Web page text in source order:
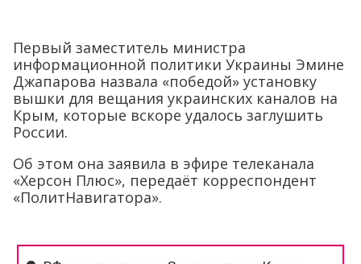
Первый заместитель министра
информационной политики Украины Эмине
Джапарова назвала «победой» установку
вышки для вещания украинских каналов на
Крым, которые вскоре удалось заглушить
России.
Об этом она заявила в эфире телеканала
«Херсон Плюс», передаёт корреспондент
«ПолитНавигатора».